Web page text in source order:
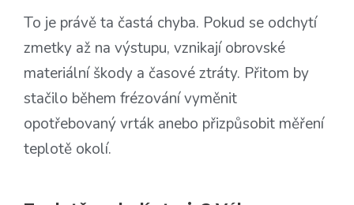
To je právě ta častá chyba. Pokud se odchytí
zmetky až na výstupu, vznikají obrovské
materiální škody a časové ztráty. Přitom by
stačilo během frézování vyměnit
opotřebovaný vrták anebo přizpůsobit měření
teplotě okolí.